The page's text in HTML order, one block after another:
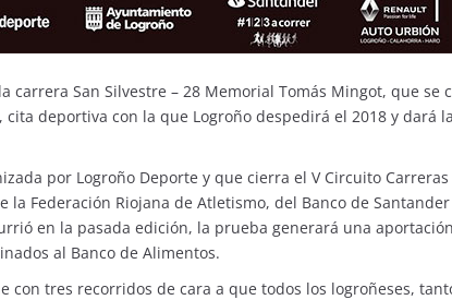
carrera San Silvestre – 28 Memorial Tomás Mingot, que se
deportiva con la que Logroño despedirá el 2018 y dará
por Logroño Deporte y que cierra el V Circuito Carreras
la Federación Riojana de Atletismo, del Banco de
en la pasada edición, la prueba generará una
al Banco de Alimentos.
con tres recorridos de cara a que todos los logroñeses,